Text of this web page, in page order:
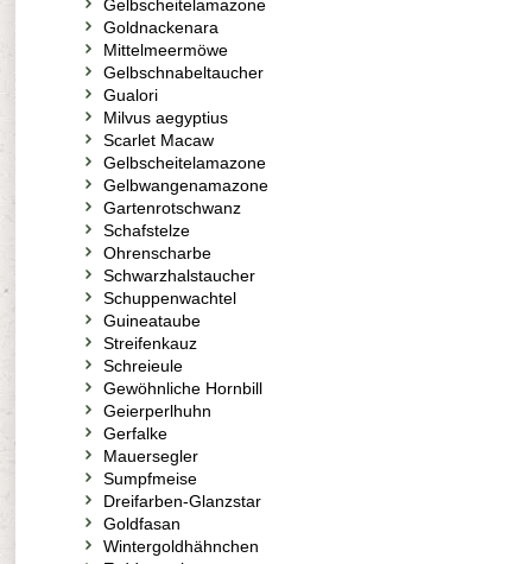
Gelbscheitelamazone
Goldnackenara
Mittelmeermöwe
Gelbschnabeltaucher
Gualori
Milvus aegyptius
Scarlet Macaw
Gelbscheitelamazone
Gelbwangenamazone
Gartenrotschwanz
Schafstelze
Ohrenscharbe
Schwarzhalstaucher
Schuppenwachtel
Guineataube
Streifenkauz
Schreieule
Gewöhnliche Hornbill
Geierperlhuhn
Gerfalke
Mauersegler
Sumpfmeise
Dreifarben-Glanzstar
Goldfasan
Wintergoldhähnchen